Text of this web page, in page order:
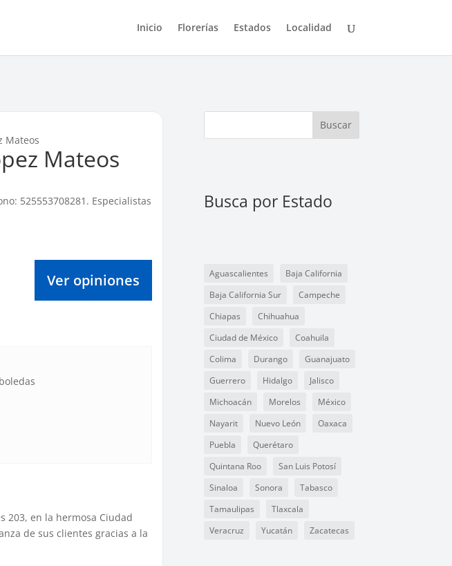
Inicio Florerías Estados Localidad
Mateos
Mateos
525553708281. Especialistas
Ver opiniones
203, en la hermosa Ciudad
de sus clientes gracias a la
Buscar
Busca por Estado
Aguascalientes
Baja California
Baja California Sur
Campeche
Chiapas
Chihuahua
Ciudad de México
Coahuila
Colima
Durango
Guanajuato
Guerrero
Hidalgo
Jalisco
Michoacán
Morelos
México
Nayarit
Nuevo León
Oaxaca
Puebla
Querétaro
Quintana Roo
San Luis Potosí
Sinaloa
Sonora
Tabasco
Tamaulipas
Tlaxcala
Veracruz
Yucatán Zacatecas